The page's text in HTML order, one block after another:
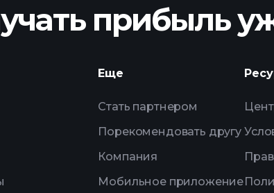
прибыли ZGV3
прибыль
Еще
Стать партнером
Порекомендовать другу
Компания
Мобильное приложение